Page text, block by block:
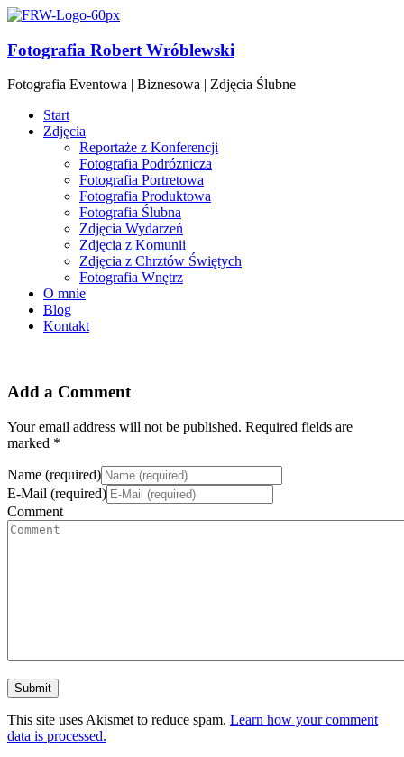
Fotografia Robert Wróblewski
Fotografia Eventowa | Biznesowa | Zdjęcia Ślubne
Start
Zdjęcia
Reportaże z Konferencji
Fotografia Podróżnicza
Fotografia Portretowa
Fotografia Produktowa
Fotografia Ślubna
Zdjęcia Wydarzeń
Zdjęcia z Komunii
Zdjęcia z Chrztów Świętych
Fotografia Wnętrz
O mnie
Blog
Kontakt
Add a Comment
Your email address will not be published. Required fields are
marked *
Name (required)
E-Mail (required)
Comment
This site uses Akismet to reduce spam. Learn how your comment
data is processed.